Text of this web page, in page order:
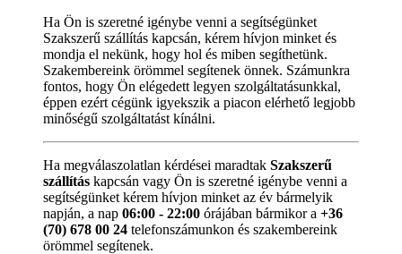
Ha Ön is szeretné igénybe venni a segítségünket
Szakszerű szállítás kapcsán, kérem hívjon minket és
mondja el nekünk, hogy hol és miben segíthetünk.
Szakembereink örömmel segítenek önnek. Számunkra
fontos, hogy Ön elégedett legyen szolgáltatásunkkal,
éppen ezért cégünk igyekszik a piacon elérhető legjobb
minőségű szolgáltatást kínálni.
Ha megválaszolatlan kérdései maradtak Szakszerű
szállítás kapcsán vagy Ön is szeretné igénybe venni a
segítségünket kérem hívjon minket az év bármelyik
napján, a nap 06:00 - 22:00 órájában bármikor a +36
(70) 678 00 24 telefonszámunkon és szakembereink
örömmel segítenek.